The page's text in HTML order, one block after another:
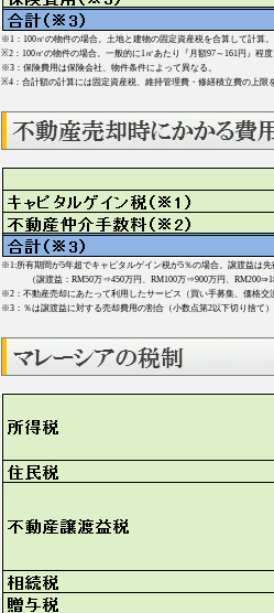
※1：100㎡の物件の場合。土地と建物の固定資産税を合算して計算。
※2：100㎡の物件の場合。一般的に1㎡あたり『月額97～161円』程度
※3：保険費用は保険会社、物件条件によって異なる。
※4：合計額の計算には固定資産税、維持管理費・修繕積立費の上限
※1:所有期間が5年超でキャピタルゲイン税が5％の場合。譲渡益は
（譲渡益：RM50万⇒450万円、RM100万⇒900万円、
※2：不動産売却にあたって利用したサービス（買い手募集、価格交
※3：％は譲渡益に対する売却費用の割合（小数点第2以下切り捨て）